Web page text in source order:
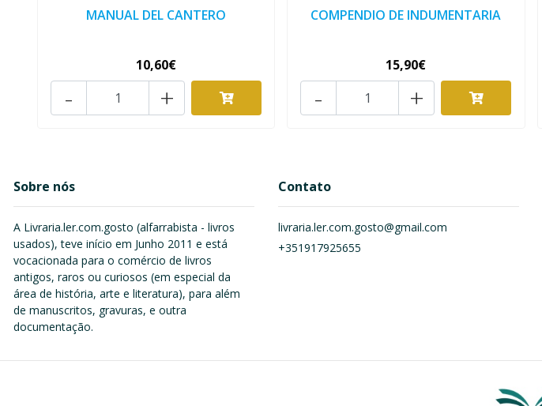
MANUAL DEL CANTERO
10,60€
+
-
COMPENDIO DE INDUMENTARIA
15,90€
+
-
Sobre nós
A Livraria.ler.com.gosto (alfarrabista - livros
usados), teve início em Junho 2011 e está
vocacionada para o comércio de livros
antigos, raros ou curiosos (em especial da
área de história, arte e literatura), para além
de manuscritos, gravuras, e outra
documentação.
Contato
livraria.ler.com.gosto@gmail.com
+351917925655